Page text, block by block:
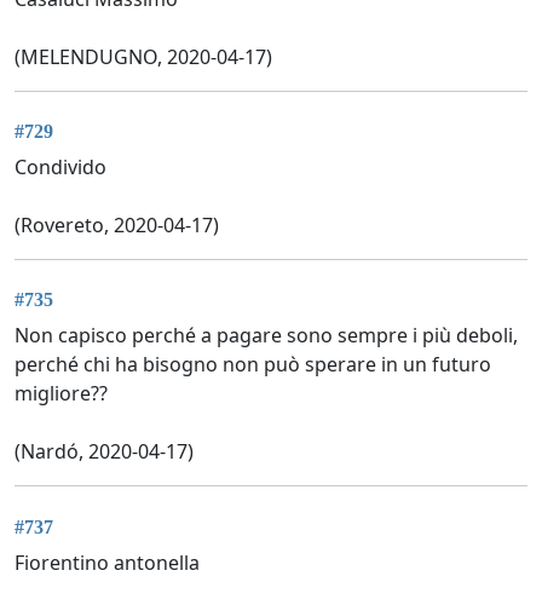
(MELENDUGNO, 2020-04-17)
#729
Condivido
(Rovereto, 2020-04-17)
#735
Non capisco perché a pagare sono sempre i più deboli,
perché chi ha bisogno non può sperare in un futuro
migliore??
(Nardó, 2020-04-17)
#737
Fiorentino antonella